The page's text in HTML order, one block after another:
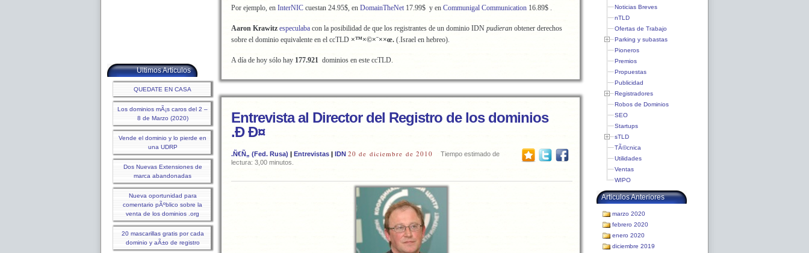
Ultimos Articulos
QUEDATE EN CASA
Los dominios mÃ¡s caros del 2 –
8 de Marzo (2020)
Vende el dominio y lo pierde en
una UDRP
Dos Nuevas Extensiones de
marca abandonadas
Nueva oportunidad para
comentario pÃºblico sobre la
venta de los dominios .org
20 mascarillas gratis por cada
dominio y aÃ±o de registro
Por ejemplo, en InterNIC cuestan 24.95$, en DomainTheNet17.99$ y en Communigal Communication 16.89$ .
Aaron Krawitz especulaba con la posibilidad de que los registrantes de un dominio IDN pudieran obtener derechos
sobre el dominio equivalente en el ccTLD ×™×©×¨××œ. (.Israel en hebreo).
A día de hoy sólo hay 177.921 dominios en este ccTLD.
Entrevista al Director del Registro de los dominios
.Ð Ð¤
.Ñ€Ñ„ (Fed. Rusa) | Entrevistas | IDN 20 de diciembre de 2010
Tiempo estimado de
lectura: 3,00 minutos.
Noticias Breves
nTLD
Ofertas de Trabajo
Parking y subastas
Pioneros
Premios
Propuestas
Publicidad
Registradores
Robos de Dominios
SEO
Startups
sTLD
TÃ©cnica
Utilidades
Ventas
WIPO
Articulos Anteriores
marzo 2020
febrero 2020
enero 2020
diciembre 2019